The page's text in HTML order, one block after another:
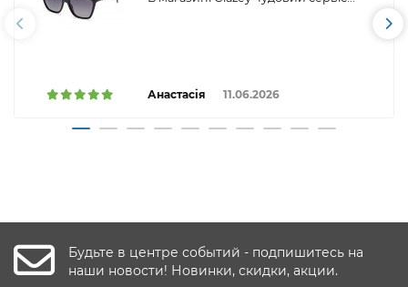
Анастасія 11.06.2026
Будьте в центре событий - подпишитесь на
наши новости! Новинки, скидки, акции.